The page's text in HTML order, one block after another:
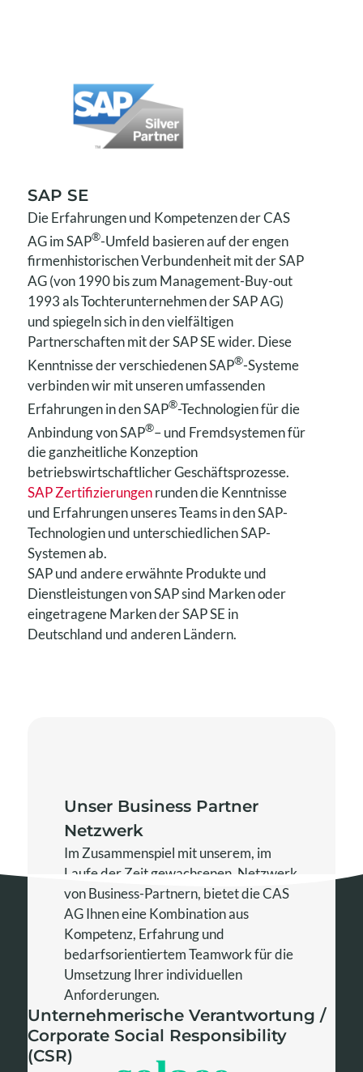
SAP SE
Die Erfahrungen und Kompetenzen der CAS
AG im SAP®-Umfeld basieren auf der engen
firmenhistorischen Verbundenheit mit der SAP
AG (von 1990 bis zum Management-Buy-out
1993 als Tochterunternehmen der SAP AG)
und spiegeln sich in den vielfältigen
Partnerschaften mit der SAP SE wider. Diese
Kenntnisse der verschiedenen SAP®-Systeme
verbinden wir mit unseren umfassenden
Erfahrungen in den SAP®-Technologien für die
Anbindung von SAP®– und Fremdsystemen für
die ganzheitliche Konzeption
betriebswirtschaftlicher Geschäftsprozesse.
SAP Zertifizierungenrunden die Kenntnisse
und Erfahrungen unseres Teams in den SAP-
Technologien und unterschiedlichen SAP-
Systemen ab.
SAP und andere erwähnte Produkte und
Dienstleistungen von SAP sind Marken oder
eingetragene Marken der SAP SE in
Deutschland und anderen Ländern.
Unser Business Partner
Netzwerk
Im Zusammenspiel mit unserem, im
Laufe der Zeit gewachsenen, Netzwerk
von Business-Partnern, bietet die CAS
AG Ihnen eine Kombination aus
Kompetenz, Erfahrung und
bedarfsorientiertem Teamwork für die
Umsetzung Ihrer individuellen
Anforderungen.
Unternehmerische Verantwortung /
Corporate Social Responsibility
(CSR)